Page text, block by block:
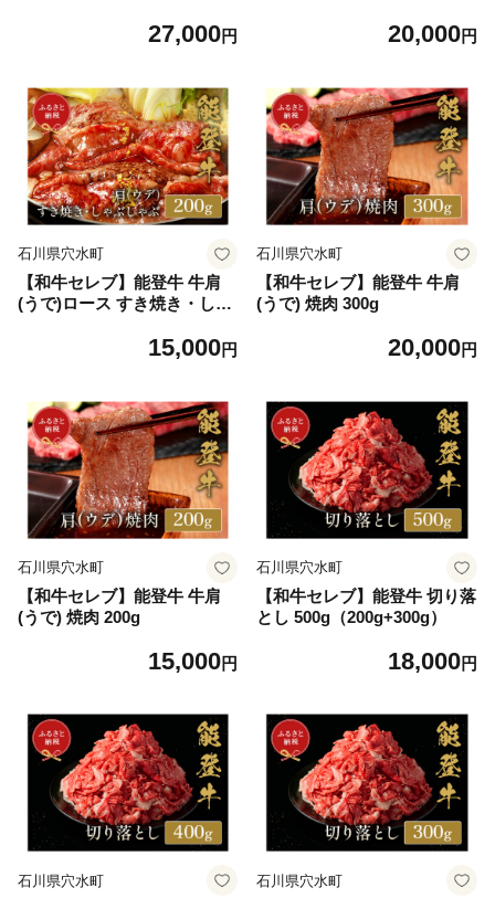
27,000円 20,000円
石川県穴水町
【和牛セレブ】能登牛 牛肩
(うで)ロース すき焼き・しゃ
15,000円
石川県穴水町
【和牛セレブ】能登牛 牛肩
(うで) 焼肉 300g
20,000円
石川県穴水町
【和牛セレブ】能登牛 牛肩
(うで) 焼肉 200g
15,000円
石川県穴水町
【和牛セレブ】能登牛 切り落
とし 500g（200g+300g）
18,000円
石川県穴水町 石川県穴水町